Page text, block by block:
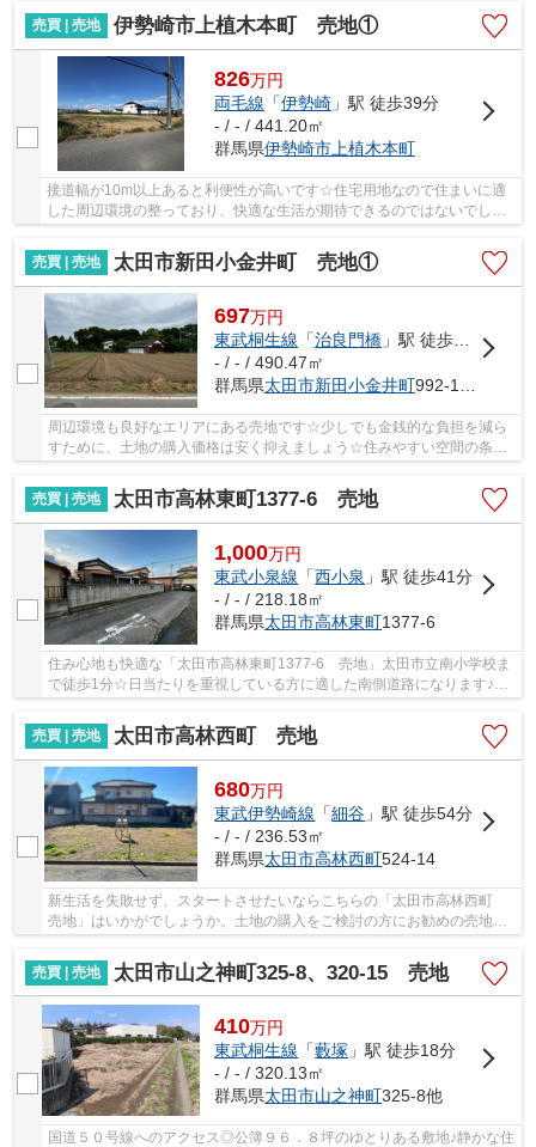
売買 | 売地
伊勢崎市上植木本町 売地①
826万円
両毛線 「伊勢崎」駅 徒歩39分
- / - / 441.20㎡
群馬県伊勢崎市上植木本町
接道幅が10m以上あると利便性が高いです☆住宅用地なので住まいに適
した周辺環境の整っており、快適な生活が期待できるのではないでしょ
売買 | 売地
太田市新田小金井町 売地①
697万円
東武桐生線 「治良門橋 」駅 徒歩31分
- / - / 490.47㎡
群馬県太田市新田小金井町992-10（一部）
周辺環境も良好なエリアにある売地です☆少しでも金銭的な負担を減ら
すために、土地の購入価格は安く抑えましょう☆住みやすい空間の条件
売買 | 売地
太田市高林東町1377-6 売地
1,000万円
東武小泉線 「西小泉 」駅 徒歩41分
- / - / 218.18㎡
群馬県太田市高林東町1377-6
住み心地も快適な「太田市高林東町1377-6 売地」太田市立南小学校ま
で徒歩1分☆日当たりを重視している方に適した南側道路になります♪太
売買 | 売地
太田市高林西町 売地
680万円
東武伊勢崎線 「細谷 」駅 徒歩54分
- / - / 236.53㎡
群馬県太田市高林西町524-14
新生活を失敗せず、スタートさせたいならこちらの「太田市高林西町
売地」はいかがでしょうか。土地の購入をご検討の方にお勧めの売地と
なっています。15メートル以上の土地と接する...
売買 | 売地
太田市山之神町325-8、320-15 売地
410万円
東武桐生線 「藪塚 」駅 徒歩18分
- / - / 320.13㎡
群馬県太田市山之神町325-8他
国道５０号線へのアクセス◎公簿９６．８坪のゆとりある敷地♪静かな住